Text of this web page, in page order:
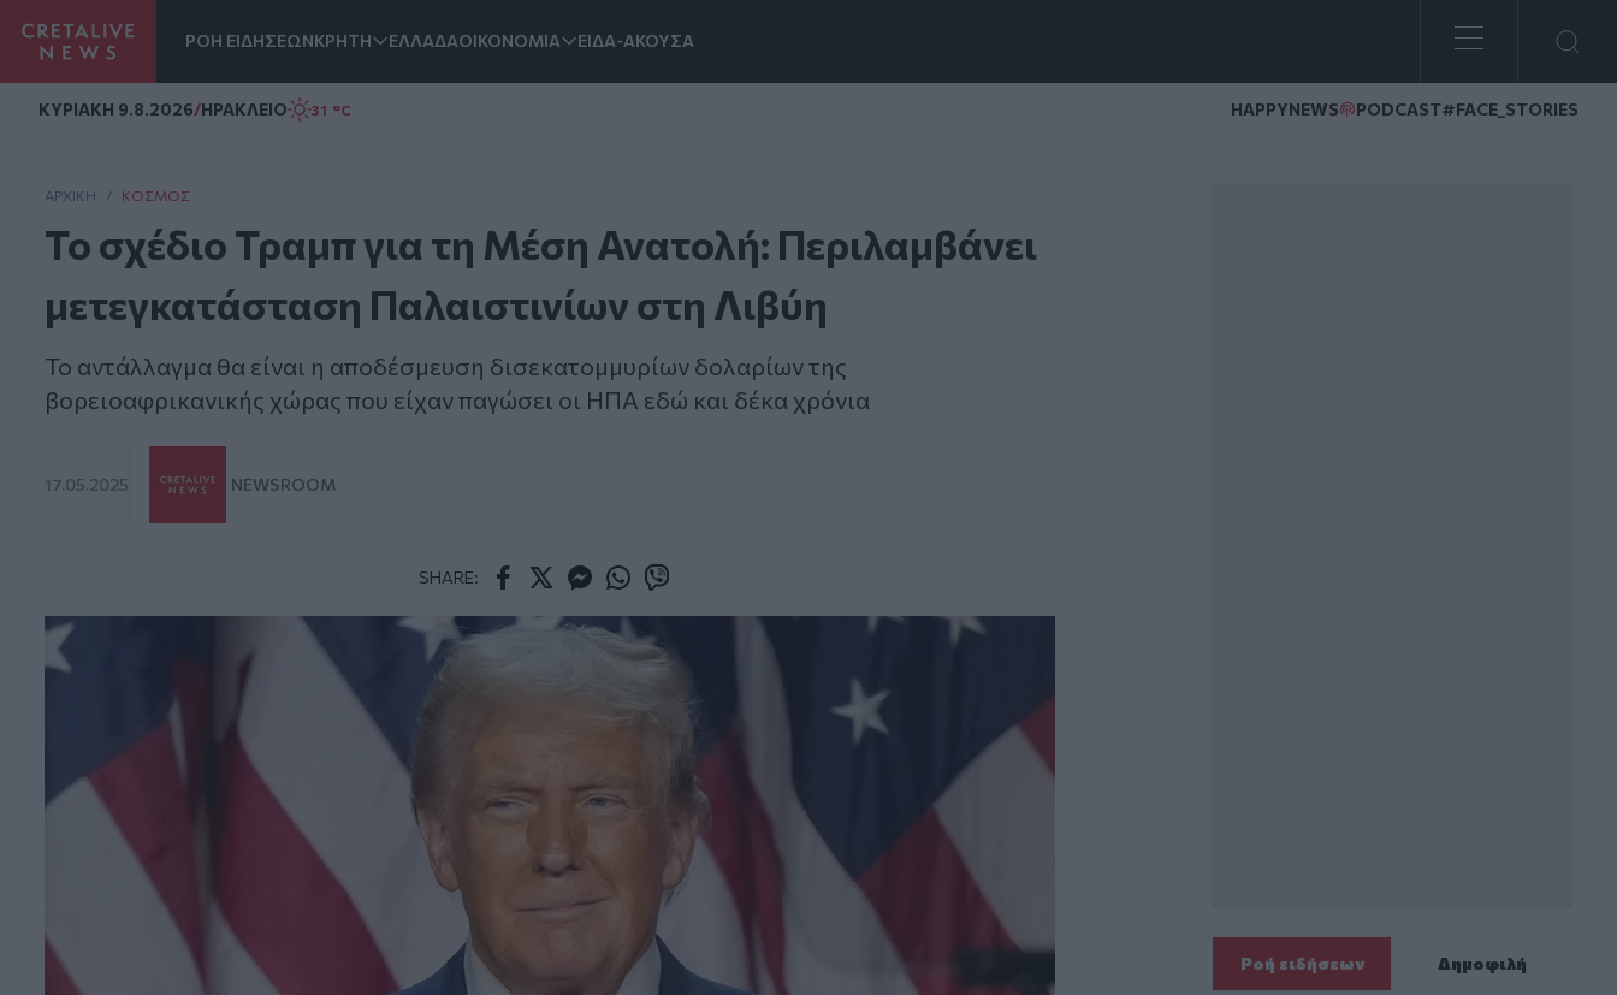
ΡΟΗ ΕΙΔΗΣΕΩΝΚΡΗΤΗ ΕΛΛΑΔΑΟΙΚΟΝΟΜΙΑ ΕΙΔΑ-ΑΚΟΥΣΑ
ΚΥΡΙΑΚΗ 9.8.2026/ΗΡΑΚΛΕΙΟ 31 °C HAPPYNEWS PODCAST#FACE_STORIES
ΑΡΧΙΚΗ / ΚΌΣΜΟΣ
Το σχέδιο Τραμπ για τη Μέση Ανατολή: Περιλαμβάνει
μετεγκατάσταση Παλαιστινίων στη Λιβύη
Το αντάλλαγμα θα είναι η αποδέσμευση δισεκατομμυρίων δολαρίων της
βορειοαφρικανικής χώρας που είχαν παγώσει οι ΗΠΑ εδώ και δέκα χρόνια
17.05.2025 NEWSROOM
SHARE:
Ροή ειδήσεων Δημοφιλή